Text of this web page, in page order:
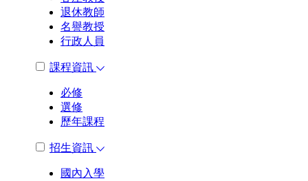
退休教師
名譽教授
行政人員
課程資訊
必修
選修
歷年課程
招生資訊
國內入學